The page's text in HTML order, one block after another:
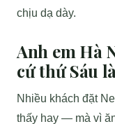
chịu dạ dày.
Anh em Hà
cứ thứ Sáu
Nhiều khách đặt
thấy hay — mà vì